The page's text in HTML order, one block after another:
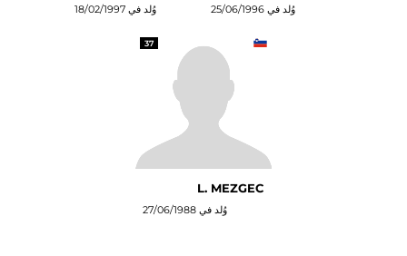
وُلد في 25/06/1996 وُلد في 18/02/1997
37
L. MEZGEC
وُلد في 27/06/1988